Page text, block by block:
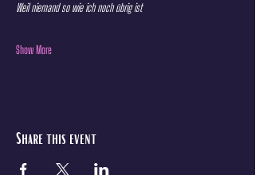
Weil niemand so wie ich noch übrig ist
Show More
Share this event